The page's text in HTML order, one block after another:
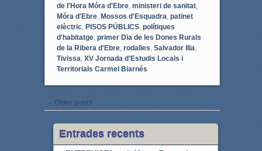
de l'Hora Móra d'Ebre, ministeri de sanitat,
Móra d'Ebre, Mossos d'Esquadra patinet
elèctric, PISOS PÚBLICS, polítiques
d'habitatge, primer Dia de les Dones Rurals
de la Ribera d'Ebre, rodalies Salvador Illa
Tivissa XV Jornada d'Estudis Locals i
Territorials Carmel Biarnés
Post navigation
← Older posts
Entrades recents